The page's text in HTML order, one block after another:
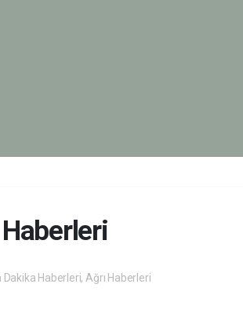
Haberleri
Dakika Haberleri, Ağrı Haberleri